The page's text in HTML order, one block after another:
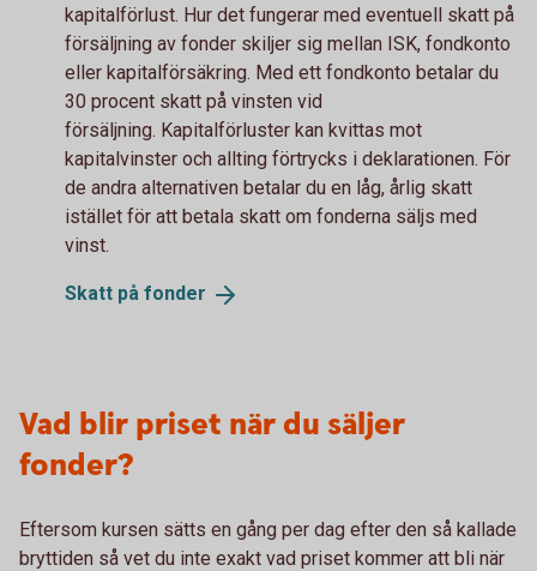
kapitalförlust. Hur det fungerar med eventuell skatt på
försäljning av fonder skiljer sig mellan ISK, fondkonto
eller kapitalförsäkring. Med ett fondkonto betalar du
30 procent skatt på vinsten vid
försäljning. Kapitalförluster kan kvittas mot
kapitalvinster och allting förtrycks i deklarationen. För
de andra alternativen betalar du en låg, årlig skatt
istället för att betala skatt om fonderna säljs med
vinst.
Skatt på fonder
Vad blir priset när du säljer
fonder?
Eftersom kursen sätts en gång per dag efter den så kallade
bryttiden så vet du inte exakt vad priset kommer att bli när